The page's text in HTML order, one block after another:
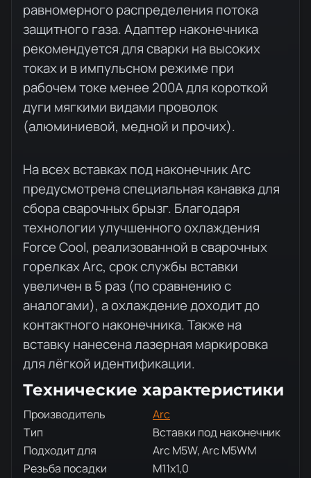
равномерного распределения потока
защитного газа. Адаптер наконечника
рекомендуется для сварки на высоких
токах и в импульсном режиме при
рабочем токе менее 200A для короткой
дуги мягкими видами проволок
(алюминиевой, медной и прочих).
На всех вставках под наконечник Arc
предусмотрена специальная канавка для
сбора сварочных брызг. Благодаря
технологии улучшенного охлаждения
Force Cool, реализованной в сварочных
горелках Arc, срок службы вставки
увеличен в 5 раз (по сравнению с
аналогами), а охлаждение доходит до
контактного наконечника. Также на
вставку нанесена лазерная маркировка
для лёгкой идентификации.
Технические характеристики
Производитель
Arc
Тип
Вставки под наконечник
Подходит для
Arc M5W, Arc M5WM
Резьба посадки
M11x1,0